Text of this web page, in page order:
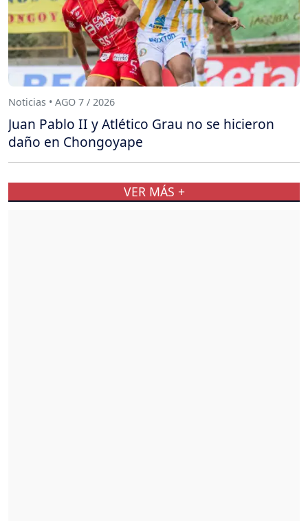
Noticias • AGO 7 / 2026
Juan Pablo II y Atlético Grau no se hicieron
daño en Chongoyape
VER MÁS +